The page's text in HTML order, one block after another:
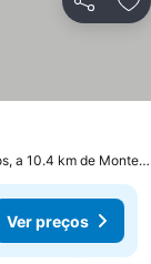
Partilhar
a 10.4 km de
Ver preços